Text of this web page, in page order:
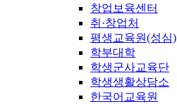
창업보육센터
취·창업처
평생교육원(성심)
학부대학
학생군사교육단
학생생활상담소
한국어교육원